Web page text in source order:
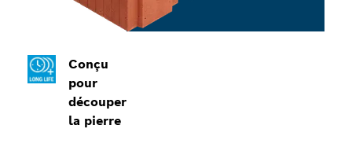
Conçu
pour
découper
la pierre